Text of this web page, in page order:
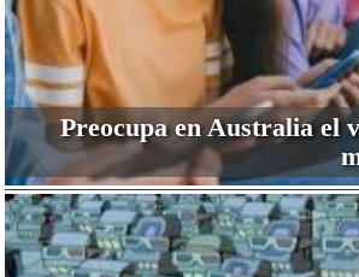
Preocupa en Australia el